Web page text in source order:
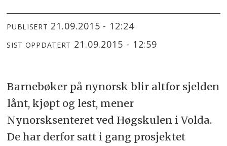
PUBLISERT 21.09.2015 - 12:24
SIST OPPDATERT 21.09.2015 - 12:59
Barnebøker på nynorsk blir altfor sjelden
lånt, kjøpt og lest, mener
Nynorsksenteret ved Høgskulen i Volda.
De har derfor satt i gang prosjektet